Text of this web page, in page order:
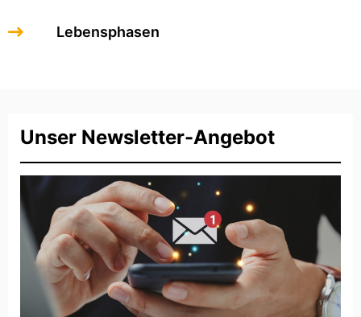
Lebensphasen
Unser Newsletter-Angebot